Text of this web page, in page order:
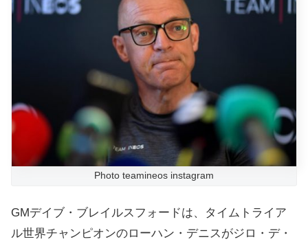
Photo teamineos instagram
GMデイブ・ブレイルスフォードは、タイムトライア
ル世界チャンピオンのローハン・デニスがジロ・デ・